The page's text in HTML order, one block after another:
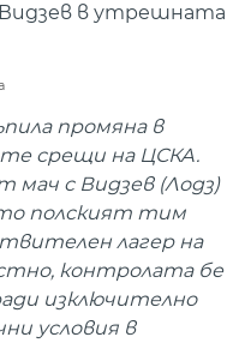
в утрешната
промяна в
срещи на ЦСКА.
мач с Видзев (Лодз)
полският тим
лагер на
контролата бе
изключително
условия в